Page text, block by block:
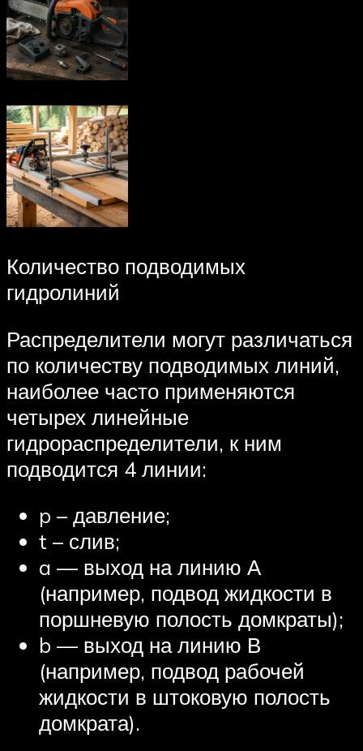
Количество подводимых
гидролиний
Распределители могут различаться
по количеству подводимых линий,
наиболее часто применяются
четырех линейные
гидрораспределители, к ним
подводится 4 линии:
p – давление;
t – слив;
a — выход на линию А
(например, подвод жидкости в
поршневую полость домкраты);
b — выход на линию В
(например, подвод рабочей
жидкости в штоковую полость
домкрата).